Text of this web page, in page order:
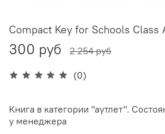
(0)
Compact Key for Schools Class
300 руб 2 254 руб
Книга в категории "аутлет".
у менеджера